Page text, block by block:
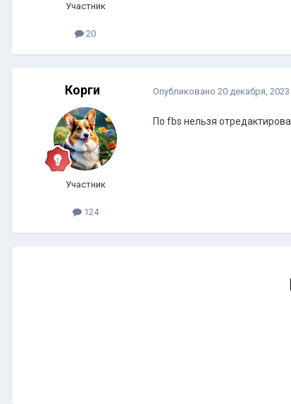
Участник
20
Корги
Участник
124
Опубликовано 20 декабря, 2023
По fbs нельзя